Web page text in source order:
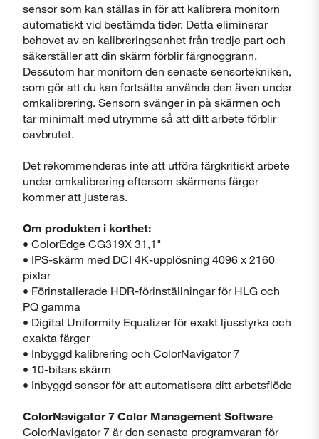
sensor som kan ställas in för att kalibrera monitorn
automatiskt vid bestämda tider. Detta eliminerar
behovet av en kalibreringsenhet från tredje part och
säkerställer att din skärm förblir färgnoggrann.
Dessutom har monitorn den senaste sensortekniken,
som gör att du kan fortsätta använda den även under
omkalibrering. Sensorn svänger in på skärmen och
tar minimalt med utrymme så att ditt arbete förblir
oavbrutet.
Det rekommenderas inte att utföra färgkritiskt arbete
under omkalibrering eftersom skärmens färger
kommer att justeras.
Om produkten i korthet:
• ColorEdge CG319X 31,1"
• IPS-skärm med DCI 4K-upplösning 4096 x 2160
pixlar
• Förinstallerade HDR-förinställningar för HLG och
PQ gamma
• Digital Uniformity Equalizer för exakt ljusstyrka och
exakta färger
• Inbyggd kalibrering och ColorNavigator 7
• 10-bitars skärm
• Inbyggd sensor för att automatisera ditt arbetsflöde
ColorNavigator 7 Color Management Software
ColorNavigator 7 är den senaste programvaran för